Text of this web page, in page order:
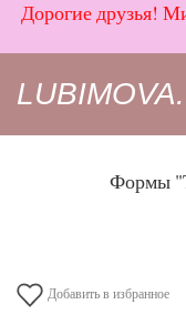
Дорогие друзья!
Формы
Добавить в избранное